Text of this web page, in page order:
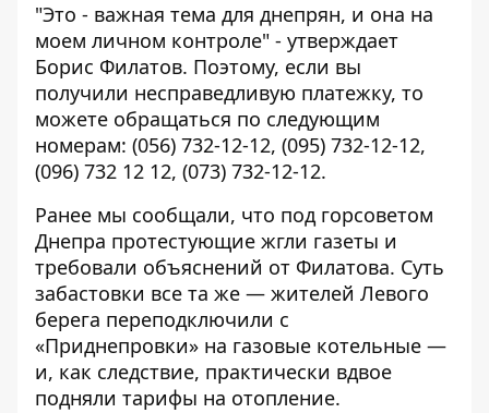
"Это - важная тема для днепрян, и она на
моем личном контроле" - утверждает
Борис Филатов. Поэтому, если вы
получили несправедливую платежку, то
можете обращаться по следующим
номерам: (056) 732-12-12, (095) 732-12-12,
(096) 732 12 12, (073) 732-12-12.
Ранее мы сообщали, что под горсоветом
Днепра протестующие жгли газеты и
требовали объяснений от Филатова. Суть
забастовки все та же — жителей Левого
берега переподключили с
«Приднепровки» на газовые котельные —
и, как следствие, практически вдвое
подняли тарифы на отопление.